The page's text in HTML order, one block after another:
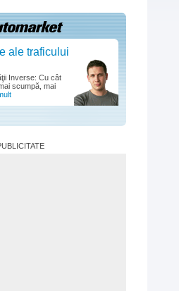
ale traficului
Inverse: Cu cât
scumpă, mai